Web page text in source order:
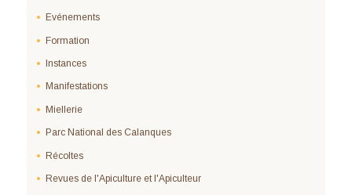
Evénements
Formation
Instances
Manifestations
Miellerie
Parc National des Calanques
Récoltes
Revues de l'Apiculture et l'Apiculteur